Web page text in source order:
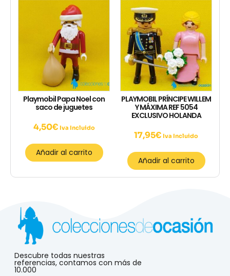
Playmobil Papa Noel con
saco de juguetes
4,50€ Iva Incluido
Añadir al carrito
PLAYMOBIL PRÍNCIPE WILLEM
Y MÁXIMA REF 5054
EXCLUSIVO HOLANDA
17,95€ Iva Incluido
Añadir al carrito
Descubre todas nuestras
referencias, contamos con más de
10.000